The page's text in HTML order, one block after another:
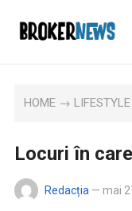
HOME →LIFESTYLE
Locuri în
Redacția — mai